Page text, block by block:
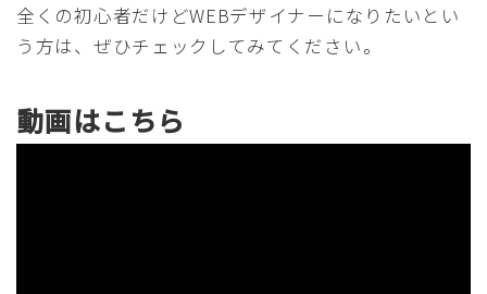
全くの初心者だけどWEBデザイナーになりたいとい
う方は、ぜひチェックしてみてください。
動画はこちら